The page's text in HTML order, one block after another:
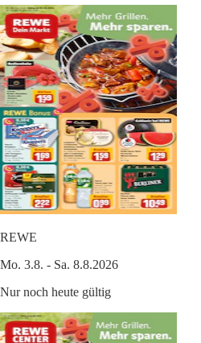
REWE
Mo. 3.8. - Sa. 8.8.2026
Nur noch heute gültig